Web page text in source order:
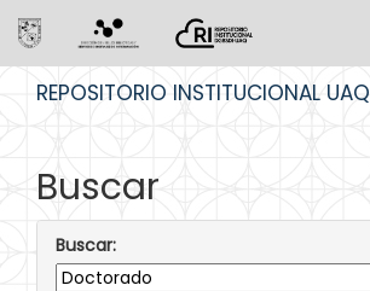
REPOSITORIO INSTITUCIONAL UAQ
Buscar
Buscar: